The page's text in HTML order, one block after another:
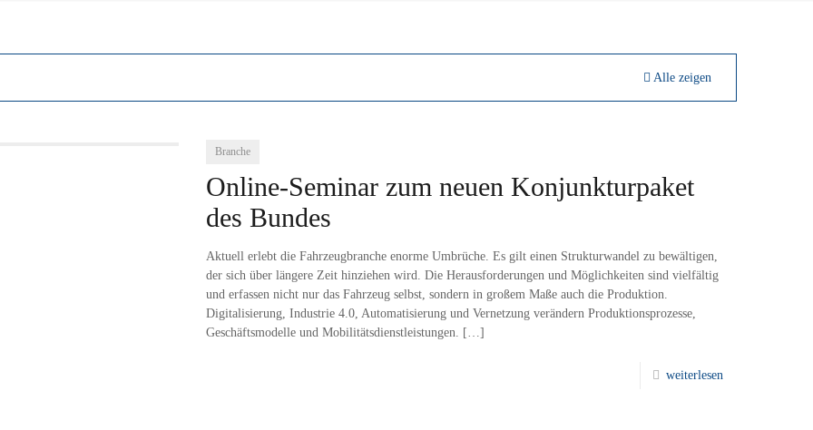
Alle zeigen
Branche
Online-Seminar zum neuen Konjunkturpaket
des Bundes
Aktuell erlebt die Fahrzeugbranche enorme Umbrüche. Es gilt einen Strukturwandel zu bewältigen,
der sich über längere Zeit hinziehen wird. Die Herausforderungen und Möglichkeiten sind vielfältig
und erfassen nicht nur das Fahrzeug selbst, sondern in großem Maße auch die Produktion.
Digitalisierung, Industrie 4.0, Automatisierung und Vernetzung verändern Produktionsprozesse,
Geschäftsmodelle und Mobilitätsdienstleistungen. […]
weiterlesen